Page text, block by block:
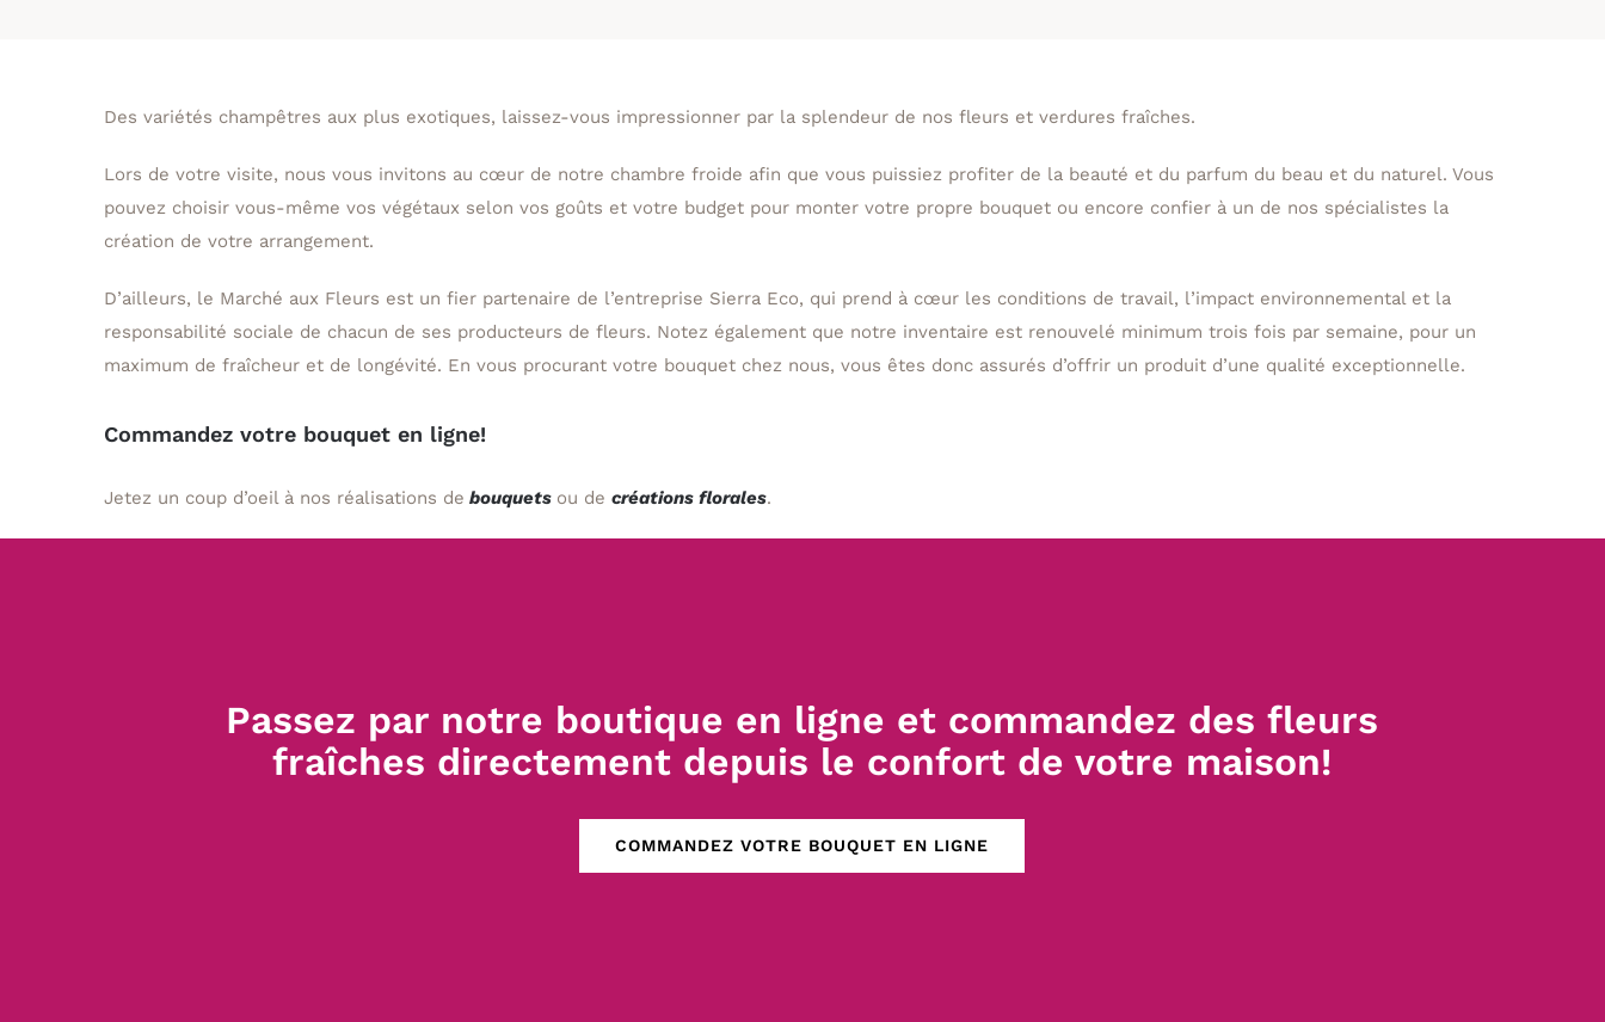
Des variétés champêtres aux plus exotiques, laissez-vous impressionner par la splendeur de nos fleurs et verdures fraîches.
Lors de votre visite, nous vous invitons au cœur de notre chambre froide afin que vous puissiez profiter de la beauté et du parfum du beau et du naturel. Vous
pouvez choisir vous-même vos végétaux selon vos goûts et votre budget pour monter votre propre bouquet ou encore confier à un de nos spécialistes la
création de votre arrangement.
D’ailleurs, le Marché aux Fleurs est un fier partenaire de l’entreprise Sierra Eco, qui prend à cœur les conditions de travail, l’impact environnemental et la
responsabilité sociale de chacun de ses producteurs de fleurs. Notez également que notre inventaire est renouvelé minimum trois fois par semaine, pour un
maximum de fraîcheur et de longévité. En vous procurant votre bouquet chez nous, vous êtes donc assurés d’offrir un produit d’une qualité exceptionnelle.
Commandez votre bouquet en ligne!
Jetez un coup d’oeil à nos réalisations de bouquets ou de créations florales.
Passez par notre boutique en ligne et commandez des fleurs
fraîches directement depuis le confort de votre maison!
COMMANDEZ VOTRE BOUQUET EN LIGNE